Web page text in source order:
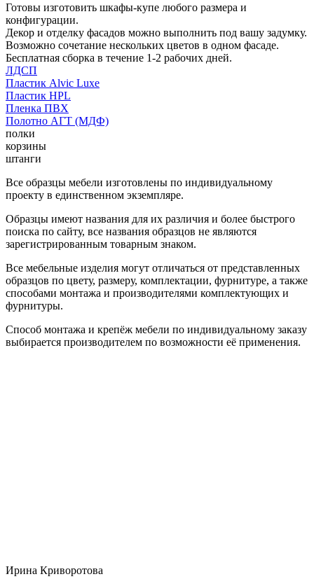
Готовы изготовить шкафы-купе любого размера и
конфигурации.
Декор и отделку фасадов можно выполнить под вашу задумку.
Возможно сочетание нескольких цветов в одном фасаде.
Бесплатная сборка в течение 1-2 рабочих дней.
ЛДСП
Пластик Alvic Luxe
Пластик HPL
Пленка ПВХ
Полотно АГТ (МДФ)
полки
корзины
штанги
Все образцы мебели изготовлены по индивидуальному
проекту в единственном экземпляре.
Образцы имеют названия для их различия и более быстрого
поиска по сайту, все названия образцов не являются
зарегистрированным товарным знаком.
Все мебельные изделия могут отличаться от представленных
образцов по цвету, размеру, комплектации, фурнитуре, а также
способами монтажа и производителями комплектующих и
фурнитуры.
Способ монтажа и крепёж мебели по индивидуальному заказу
выбирается производителем по возможности её применения.
Ирина Криворотова